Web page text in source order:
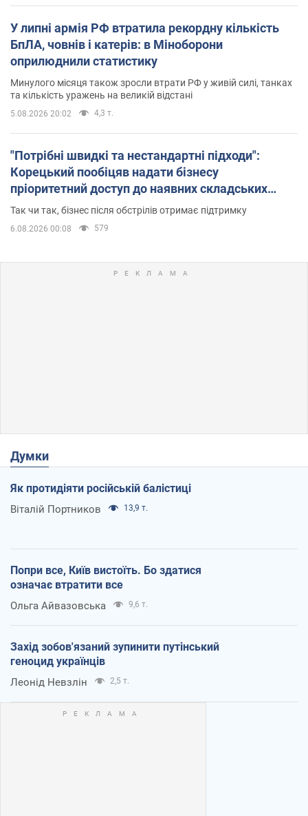
У липні армія РФ втратила рекордну кількість
БпЛА, човнів і катерів: в Міноборони
оприлюднили статистику
Минулого місяця також зросли втрати РФ у живій силі, танках
та кількість уражень на великій відстані
5.08.2026 20:02 4,3 т.
"Потрібні швидкі та нестандартні підходи":
Корецький пообіцяв надати бізнесу
пріоритетний доступ до наявних складських
приміщень
Так чи так, бізнес після обстрілів отримає підтримку
6.08.2026 00:08 579
Думки
Як протидіяти російській балістиці
Віталій Портников 13,9 т.
Попри все, Київ вистоїть. Бо здатися
означає втратити все
Ольга Айвазовська 9,6 т.
Захід зобов'язаний зупинити путінський
геноцид українців
Леонід Невзлін 2,5 т.